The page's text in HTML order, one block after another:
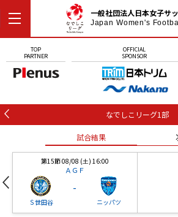
一般社団法人日本女子サ
Japan Women's
TOP
PARTNER
OFFICIAL
SPONSOR
なでしこリーグ1部
試合結果
第15節 08/08 (土) 16:00
ＡＧＦ
Ｓ世田谷
-
ニッパツ